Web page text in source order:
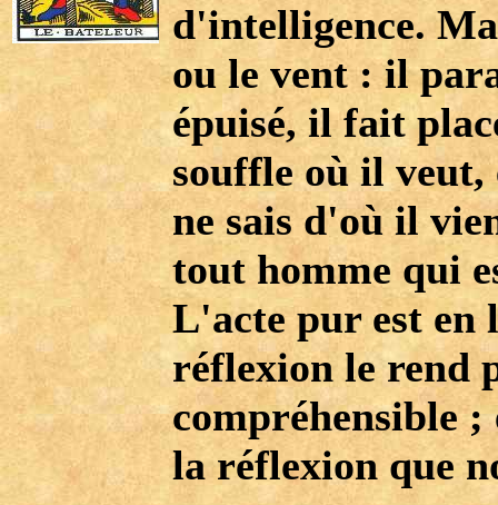
d'intelligence.
ou le vent : il
épuisé, il fait
souffle où il
ne sais d'où il
tout homme qui
L'acte pur est en
réflexion le rend
compréhensible ;
la réflexion que